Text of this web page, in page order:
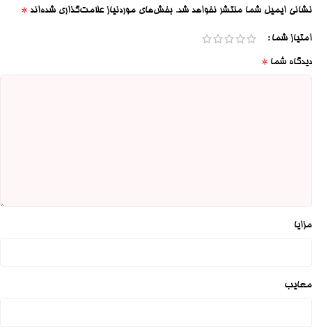
نشانی ایمیل شما منتشر نخواهد شد. بخش‌های موردنیاز علامت‌گذاری شده‌اند *
امتیاز شما
دیدگاه شما *
مزایا
معایب